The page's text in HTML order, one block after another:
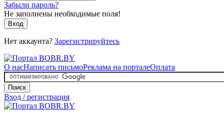
Забыли пароль?
Не заполнены необходимые поля!
Вход
Нет аккаунта? Зарегистрируйтесь
О насНаписать письмоРеклама на порталеОплата
Поиск
Вход / регистрация